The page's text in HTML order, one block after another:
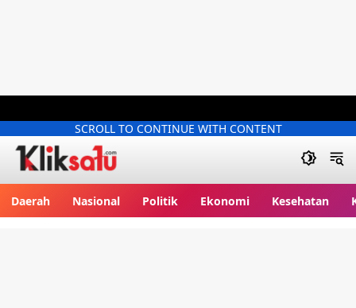
SCROLL TO CONTINUE WITH CONTENT
Daerah Nasional Politik Ekonomi Kesehatan